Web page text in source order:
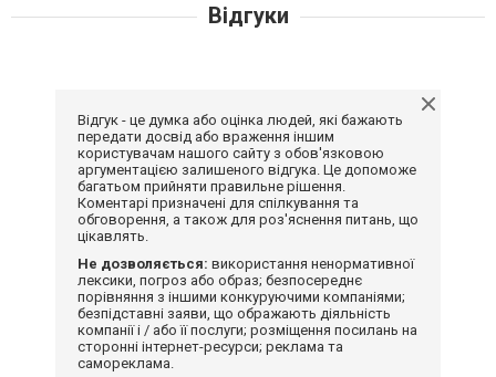
Відгуки
Відгук - це думка або оцінка людей, які бажають
передати досвід або враження іншим
користувачам нашого сайту з обов'язковою
аргументацією залишеного відгука. Це допоможе
багатьом прийняти правильне рішення.
Коментарі призначені для спілкування та
обговорення, а також для роз'яснення питань, що
цікавлять.
Не дозволяється: використання ненормативної
лексики, погроз або образ; безпосереднє
порівняння з іншими конкуруючими компаніями;
безпідставні заяви, що ображають діяльність
компанії і / або її послуги; розміщення посилань на
сторонні інтернет-ресурси; реклама та
самореклама.